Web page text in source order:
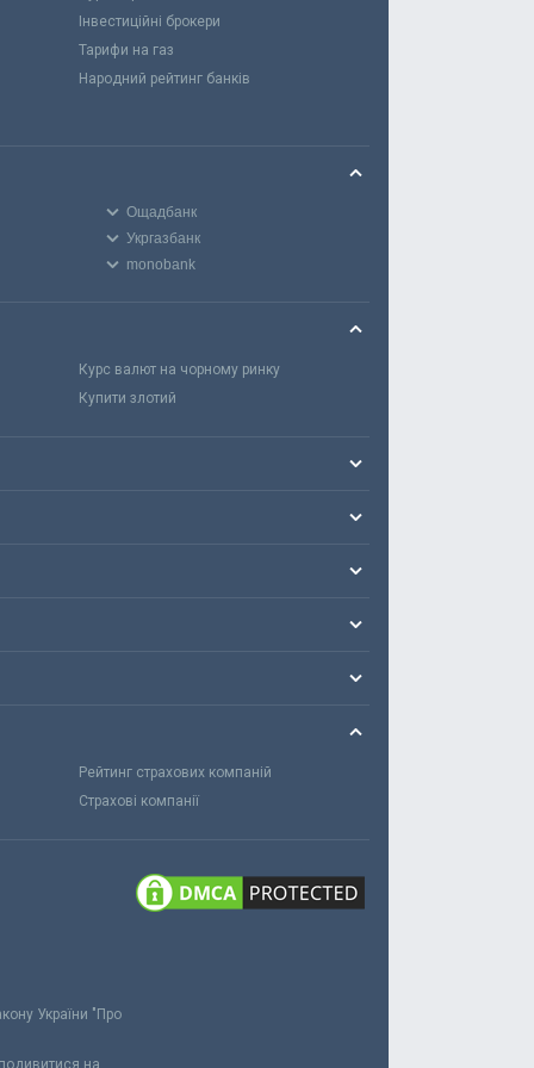
Інвестиційні брокери
Тарифи на газ
Народний рейтинг банків
Ощадбанк
Укргазбанк
monobank
Курс валют на чорному ринку
Купити злотий
Рейтинг страхових компаній
Страхові компанії
України "Про
на